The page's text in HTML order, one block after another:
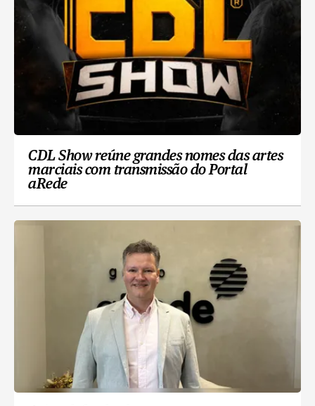
CDL Show reúne grandes nomes das artes
marciais com transmissão do Portal
aRede